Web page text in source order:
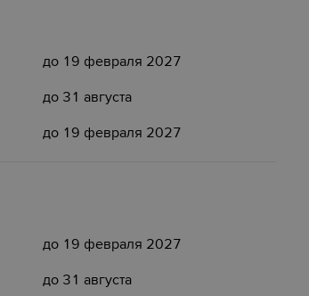
до 19 февраля 2027
до 31 августа
до 19 февраля 2027
до 19 февраля 2027
до 31 августа